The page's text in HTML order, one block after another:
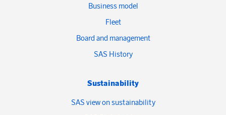
Business model
Fleet
Board and management
SAS History
Sustainability
SAS view on sustainability